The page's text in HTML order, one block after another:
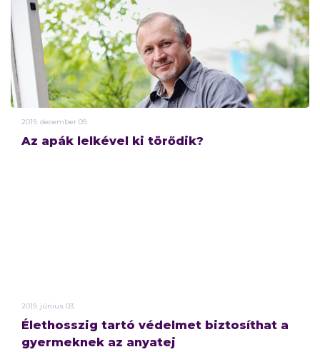
2019. december 09.
Az apák lelkével ki törődik?
2019. június 03.
Élethosszig tartó védelmet biztosíthat a
gyermeknek az anyatej